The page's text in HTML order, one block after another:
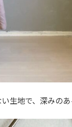
生地で、深みのあ